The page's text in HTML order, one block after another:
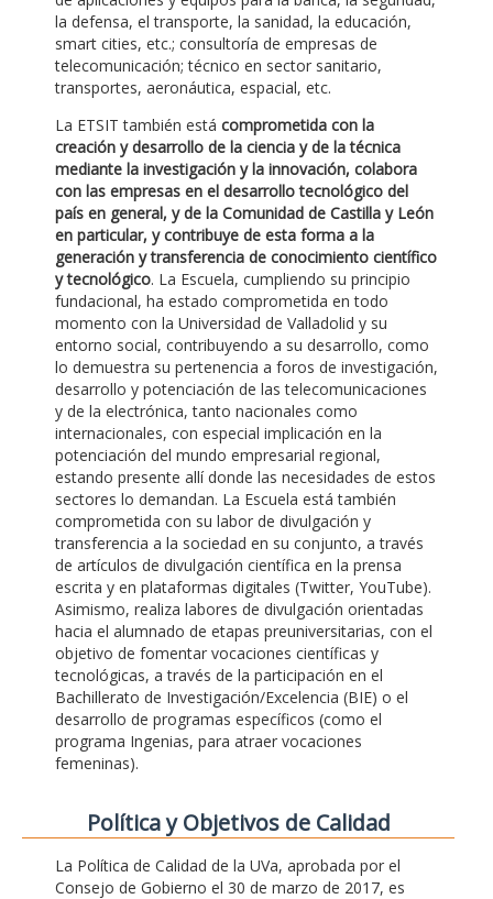
la defensa, el transporte, la sanidad, la educación,
smart cities, etc.; consultoría de empresas de
telecomunicación; técnico en sector sanitario,
transportes, aeronáutica, espacial, etc.
La ETSIT también está comprometida con la
creación y desarrollo de la ciencia y de la técnica
mediante la investigación y la innovación, colabora
con las empresas en el desarrollo tecnológico del
país en general, y de la Comunidad de Castilla y León
en particular, y contribuye de esta forma a la
generación y transferencia de conocimiento científico
y tecnológico. La Escuela, cumpliendo su principio
fundacional, ha estado comprometida en todo
momento con la Universidad de Valladolid y su
entorno social, contribuyendo a su desarrollo, como
lo demuestra su pertenencia a foros de investigación,
desarrollo y potenciación de las telecomunicaciones
y de la electrónica, tanto nacionales como
internacionales, con especial implicación en la
potenciación del mundo empresarial regional,
estando presente allí donde las necesidades de estos
sectores lo demandan. La Escuela está también
comprometida con su labor de divulgación y
transferencia a la sociedad en su conjunto, a través
de artículos de divulgación científica en la prensa
escrita y en plataformas digitales (Twitter, YouTube).
Asimismo, realiza labores de divulgación orientadas
hacia el alumnado de etapas preuniversitarias, con el
objetivo de fomentar vocaciones científicas y
tecnológicas, a través de la participación en el
Bachillerato de Investigación/Excelencia (BIE) o el
desarrollo de programas específicos (como el
programa Ingenias, para atraer vocaciones
femeninas).
Polí­tica y Objetivos de Calidad
La Política de Calidad de la UVa, aprobada por el
Consejo de Gobierno el 30 de marzo de 2017, es